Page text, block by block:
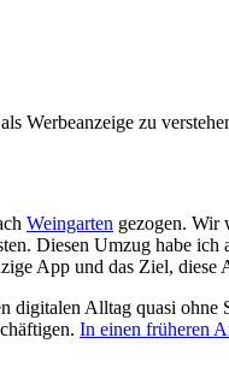
Werbeanzeige zu
Weingarten gezogen. Wir
Diesen Umzug habe
App und das Ziel,
Alltag quasi
In einen früheren